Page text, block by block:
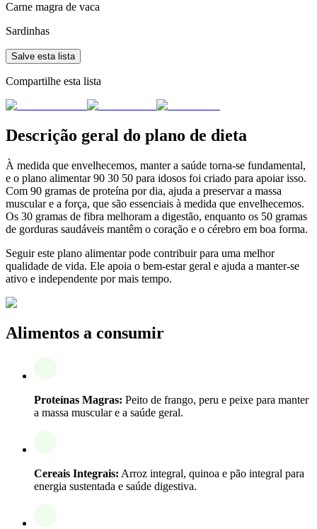
Carne magra de vaca
Sardinhas
Salve esta lista
Compartilhe esta lista
Descrição geral do plano de dieta
À medida que envelhecemos, manter a saúde torna-se fundamental,
e o plano alimentar 90 30 50 para idosos foi criado para apoiar isso.
Com 90 gramas de proteína por dia, ajuda a preservar a massa
muscular e a força, que são essenciais à medida que envelhecemos.
Os 30 gramas de fibra melhoram a digestão, enquanto os 50 gramas
de gorduras saudáveis mantêm o coração e o cérebro em boa forma.
Seguir este plano alimentar pode contribuir para uma melhor
qualidade de vida. Ele apoia o bem-estar geral e ajuda a manter-se
ativo e independente por mais tempo.
Alimentos a consumir
Proteínas Magras: Peito de frango, peru e peixe para manter
a massa muscular e a saúde geral.
Cereais Integrais: Arroz integral, quinoa e pão integral para
energia sustentada e saúde digestiva.